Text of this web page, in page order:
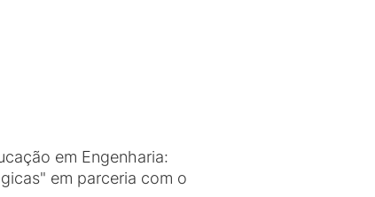
em Engenharia:
em parceria com o